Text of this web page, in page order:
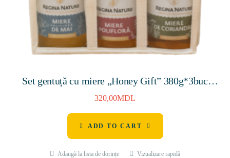
Set gentuță cu miere „Honey Gift” 380g*3buc
(Miere polifloră de mai 380g, Miere de salvie 380g,
Miere polifloră 380g)
320,00MDL
ADD TO CART
Adaugă la lista de dorințe Vizualizare rapidă